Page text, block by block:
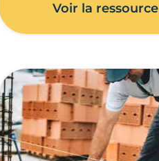
Voir la ressource